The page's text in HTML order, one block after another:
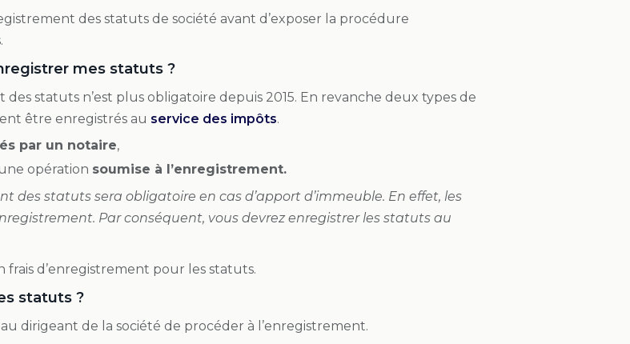
des statuts de société avant d’exposer la procédure
mes statuts ?
des statuts n’est plus obligatoire depuis 2015. En revanche deux types de
être enregistrés au service des impôts.
par un notaire,
opération soumise à l’enregistrement.
des statuts sera obligatoire en cas d’apport d’immeuble. En effet, les
Par conséquent, vous devrez enregistrer les statuts au
frais d’enregistrement pour les statuts.
statuts ?
au dirigeant de la société de procéder à l’enregistrement.